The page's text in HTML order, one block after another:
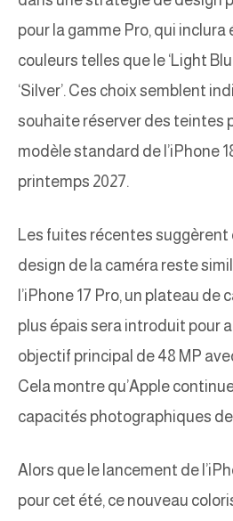
pour la gamme Pro, qui
couleurs telles que le ‘Light
‘Silver’. Ces choix semblent
souhaite réserver des teintes
modèle standard de l’iPhone
printemps 2027.
Les fuites récentes suggèrent
design de la caméra reste
l’iPhone 17 Pro, un plateau
plus épais sera introduit pour
objectif principal de 48 MP
Cela montre qu’Apple
capacités photographiques
Alors que le lancement de
pour cet été, ce nouveau